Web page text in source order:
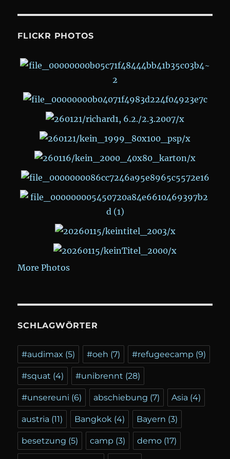
FLICKR PHOTOS
More Photos
SCHLAGWÖRTER
#audimax (5) #oeh (7) #refugeecamp (9)
#squat (4) #unibrennt (28)
#unsereuni (6) abschiebung (7) Asia (4)
austria (11) Bangkok (4) Bayern (3)
besetzung (5) camp (3) demo (17)